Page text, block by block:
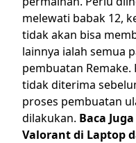
melewati babak 12,
tidak akan bisa
lainnya ialah semua
pembuatan Remake.
tidak diterima
proses pembuatan
dilakukan. Baca Juga
Valorant di Laptop